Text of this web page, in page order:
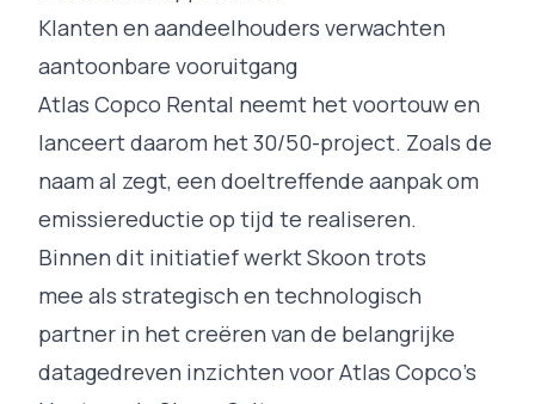
Klanten en aandeelhouders verwachten
aantoonbare vooruitgang
Atlas Copco Rental neemt het voortouw en
lanceert daarom het 30/50-project. Zoals de
naam al zegt, een doeltreffende aanpak om
emissiereductie op tijd te realiseren.
Binnen dit initiatief werkt Skoon trots
mee als strategisch en technologisch
partner in het creëren van de belangrijke
datagedreven inzichten voor Atlas Copco’s